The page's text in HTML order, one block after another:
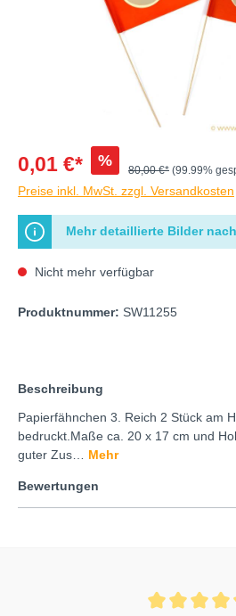
0,01 €* %
80,00 €* (99.99%
Preise inkl. MwSt. zzgl. Versandkosten
Mehr detaillierte Bilder
Nicht mehr verfügbar
Produktnummer: SW11255
Beschreibung
Papierfähnchen 3. Reich 2 Stück am
bedruckt.Maße ca. 20 x 17 cm und
guter Zus… Mehr
Bewertungen